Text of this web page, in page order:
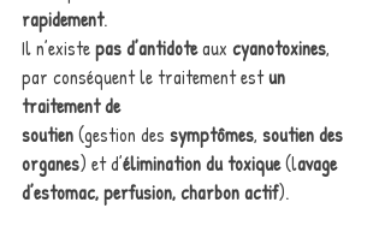
rapidement.
Il n’existe pas d’antidote aux cyanotoxines,
par conséquent le traitement est un
traitement de
soutien (gestion des symptômes, soutien des
organes) et d’élimination du toxique (lavage
d’estomac, perfusion, charbon actif).